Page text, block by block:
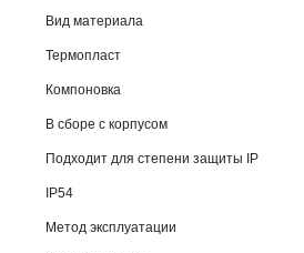
Вид материала
Термопласт
Компоновка
В сборе с корпусом
Подходит для степени защиты IP
IP54
Метод эксплуатации